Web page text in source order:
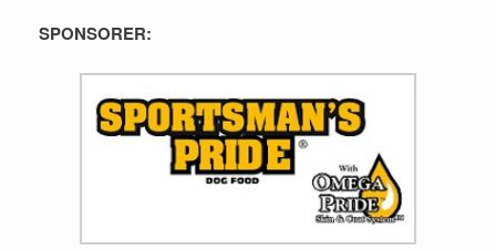
SPONSORER: